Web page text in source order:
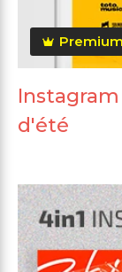
Premium
d'été